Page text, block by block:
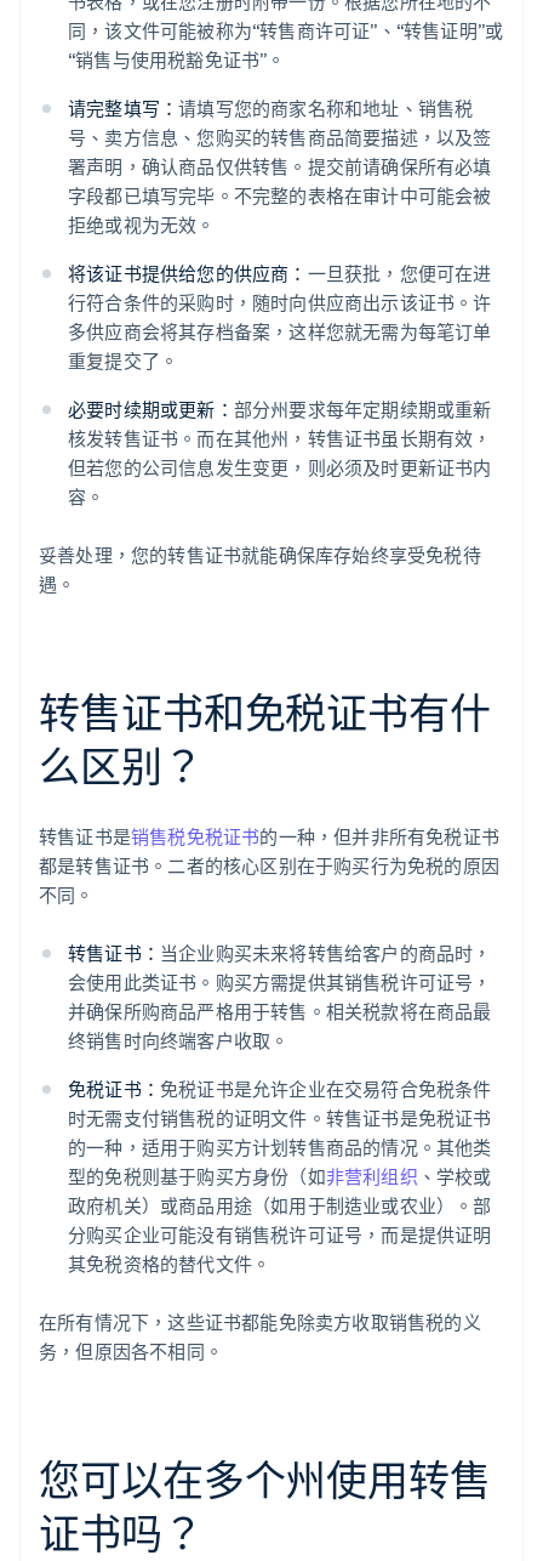
同，该文件可能被称为“转售商许可证”、“转售证明”或
“销售与使用税豁免证书”。
请完整填写：请填写您的商家名称和地址、销售税
号、卖方信息、您购买的转售商品简要描述，以及签
署声明，确认商品仅供转售。提交前请确保所有必填
字段都已填写完毕。不完整的表格在审计中可能会被
拒绝或视为无效。
将该证书提供给您的供应商： 一旦获批，您便可在进
行符合条件的采购时，随时向供应商出示该证书。许
多供应商会将其存档备案，这样您就无需为每笔订单
重复提交了。
必要时续期或更新： 部分州要求每年定期续期或重新
核发转售证书。而在其他州，转售证书虽长期有效，
但若您的公司信息发生变更，则必须及时更新证书内
容。
妥善处理，您的转售证书就能确保库存始终享受免税待
遇。
转售证书和免税证书有什
么区别？
转售证书是销售税免税证书的一种，但并非所有免税证书
都是转售证书。二者的核心区别在于购买行为免税的原因
不同。
转售证书： 当企业购买未来将转售给客户的商品时，
会使用此类证书。购买方需提供其销售税许可证号，
并确保所购商品严格用于转售。相关税款将在商品最
终销售时向终端客户收取。
免税证书： 免税证书是允许企业在交易符合免税条件
时无需支付销售税的证明文件。转售证书是免税证书
的一种，适用于购买方计划转售商品的情况。其他类
型的免税则基于购买方身份（如非营利组织 、学校或
政府机关）或商品用途（如用于制造业或农业）。部
分购买企业可能没有销售税许可证号，而是提供证明
其免税资格的替代文件。
在所有情况下，这些证书都能免除卖方收取销售税的义
务，但原因各不相同。
您可以在多个州使用转售
证书吗？